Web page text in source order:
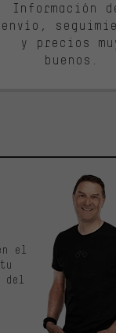
Información
envío,
y precios
buenos.
el
del